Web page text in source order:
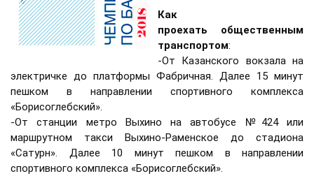
Как
проехать общественным
транспортом:
-От Казанского вокзала на
электричке до платформы Фабричная. Далее 15 минут
пешком в направлении спортивного комплекса
«Борисоглебский».
-От станции метро Выхино на автобусе №424 или
маршрутном такси Выхино-Раменское до стадиона
«Сатурн». Далее 10 минут пешком в направлении
спортивного комплекса «Борисоглебский».